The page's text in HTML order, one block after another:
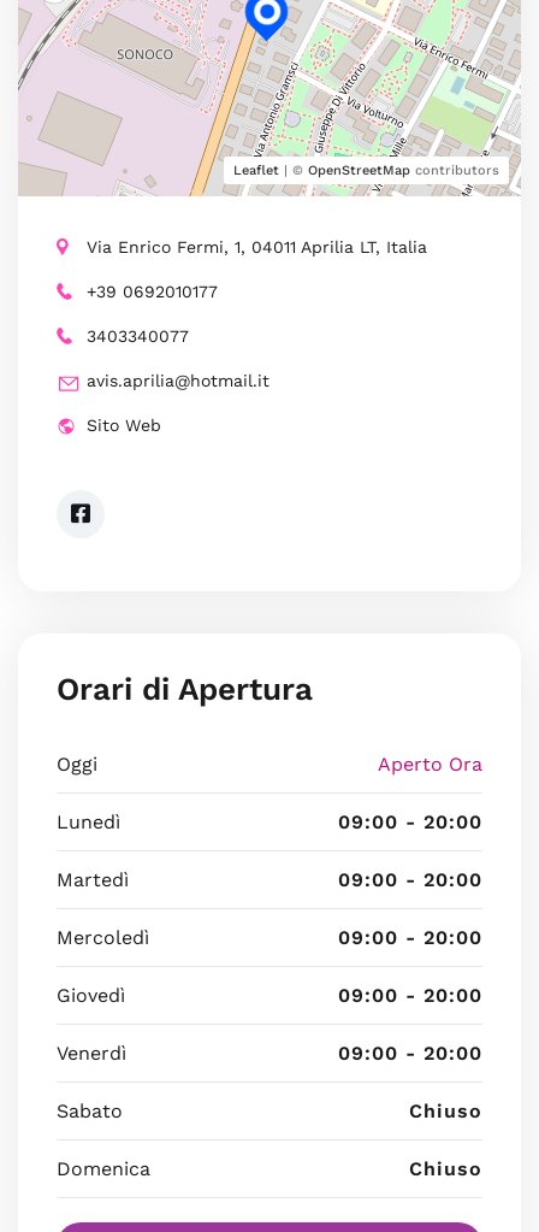
Leaflet | © OpenStreetMap contributors
Via Enrico Fermi, 1, 04011 Aprilia LT, Italia
+39 0692010177
3403340077
avis.aprilia@hotmail.it
Sito Web
Orari di Apertura
Oggi Aperto Ora
Lunedì 09:00 - 20:00
Martedì 09:00 - 20:00
Mercoledì 09:00 - 20:00
Giovedì 09:00 - 20:00
Venerdì 09:00 - 20:00
Sabato Chiuso
Domenica Chiuso